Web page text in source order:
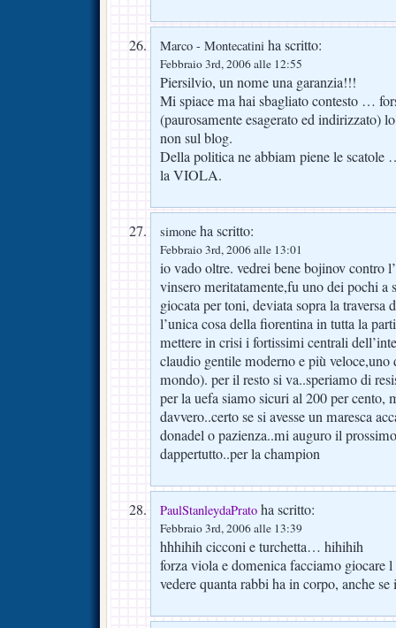
Marco - Montecatini ha scritto:
Febbraio 3rd, 2006 alle 12:55
Piersilvio, un nome una garanzia!!!
Mi spiace ma hai sbagliato contesto …
(paurosamente esagerato ed indirizzato)
non sul blog.
Della politica ne abbiam piene le scatole
la VIOLA.
simone ha scritto:
Febbraio 3rd, 2006 alle 13:01
io vado oltre. vedrei bene bojinov contro
vinsero meritatamente,fu uno dei pochi a
giocata per toni, deviata sopra la traversa
l’unica cosa della fiorentina in tutta la
mettere in crisi i fortissimi centrali
claudio gentile moderno e più
mondo). per il resto si va..speriamo di
per la uefa siamo sicuri al 200 per cento,
davvero..certo se si avesse un maresca
donadel o pazienza..mi auguro il
dappertutto..per la champion
PaulStanleydaPrato ha scritto:
Febbraio 3rd, 2006 alle 13:39
hhhihih cicconi e turchetta… hihihih
forza viola e domenica facciamo
vedere quanta rabbi ha in corpo, anche